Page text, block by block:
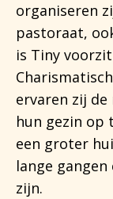
organiseren
pastoraat,
is Tiny
ervaren zij
hun gezin op
een groter
lange
zijn.